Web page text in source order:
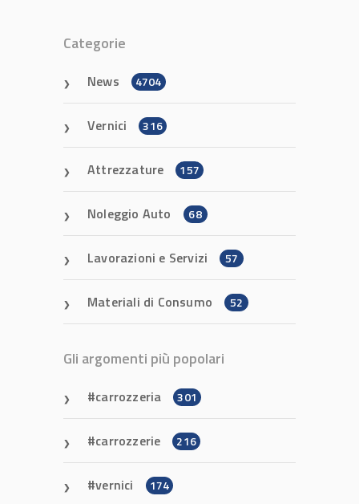
Categorie
News 4704
Vernici 316
Attrezzature 157
Noleggio Auto 68
Lavorazioni e Servizi 57
Materiali di Consumo 52
Gli argomenti più popolari
carrozzeria 301
carrozzerie 216
vernici 174